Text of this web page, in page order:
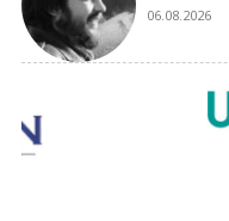
06.08.2026